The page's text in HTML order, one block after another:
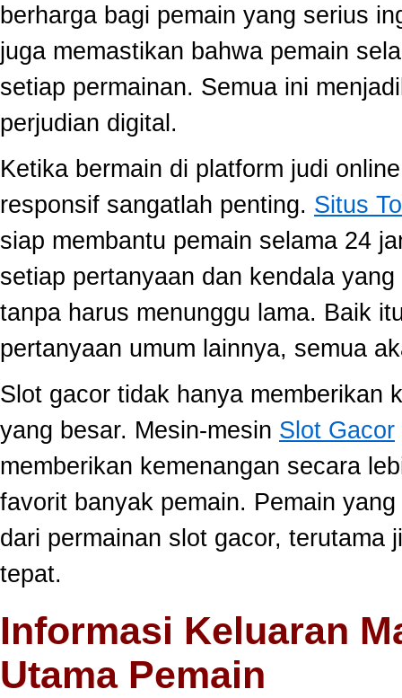
berharga bagi pemain yang serius
juga memastikan bahwa pemain
setiap permainan. Semua ini
perjudian digital.
Ketika bermain di platform judi
responsif sangatlah penting. Situs
siap membantu pemain selama 24
setiap pertanyaan dan kendala
tanpa harus menunggu lama. Baik
pertanyaan umum lainnya, semua
Slot gacor tidak hanya memberikan
yang besar. Mesin-mesin Slot Gacor
memberikan kemenangan secara
favorit banyak pemain. Pemain
dari permainan slot gacor, terutama
tepat.
Informasi Keluaran
Utama Pemain